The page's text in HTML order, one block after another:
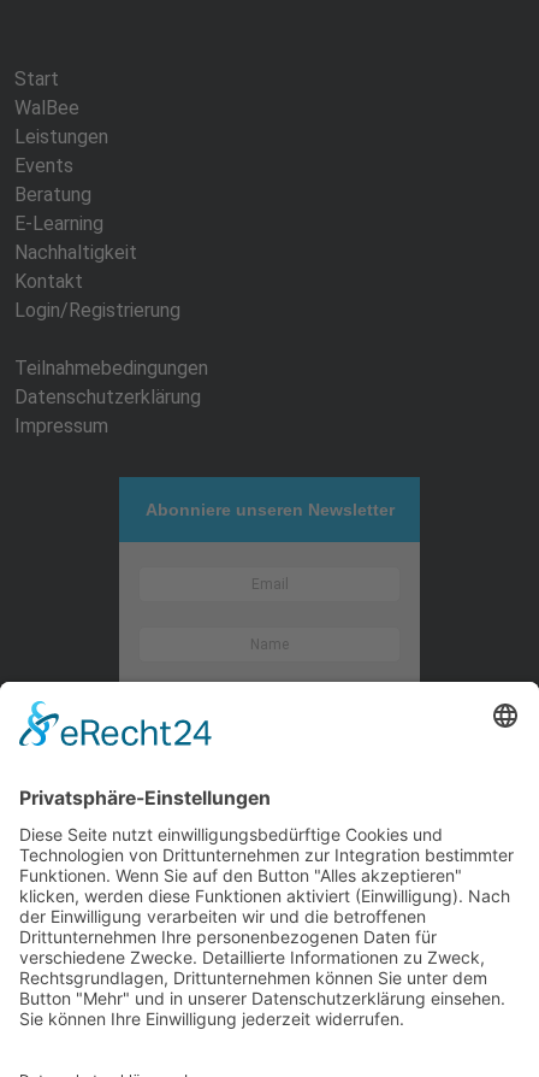
Start
WalBee
Leistungen
Events
Beratung
E-Learning
Nachhaltigkeit
Kontakt
Login/Registrierung
Teilnahmebedingungen
Datenschutzerklärung
Impressum
Abonniere unseren Newsletter
Kontaktieren Sie uns
WalBee
Bizzmade GmbH
Gießereistraße 29
83022 Rosenheim
Tel.:+49 8031 282 09 50
Web:
www.walbee.de